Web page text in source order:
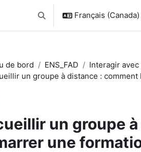
Activer/désactiver la saisie
Français
de bord ENS_FAD
Interagir
un groupe à distance :
un groupe
une